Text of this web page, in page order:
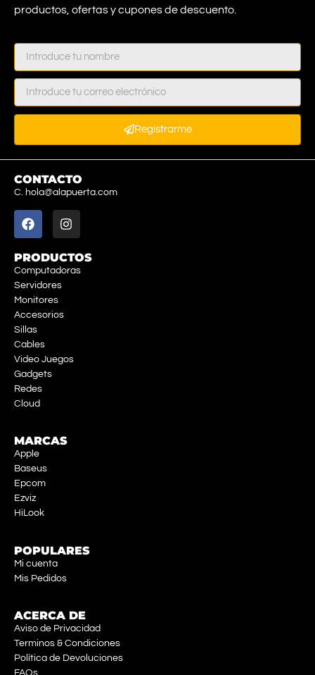
productos, ofertas y cupones de descuento.
Registrarme
CONTACTO
C. hola@alapuerta.com
PRODUCTOS
Computadoras
Servidores
Monitores
Accesorios
Sillas
Cables
Video Juegos
Gadgets
Redes
Cloud
MARCAS
Apple
Baseus
Epcom
Ezviz
HiLook
POPULARES
Mi cuenta
Mis Pedidos
ACERCA DE
Aviso de Privacidad
Terminos & Condiciones
Política de Devoluciones
FAQs